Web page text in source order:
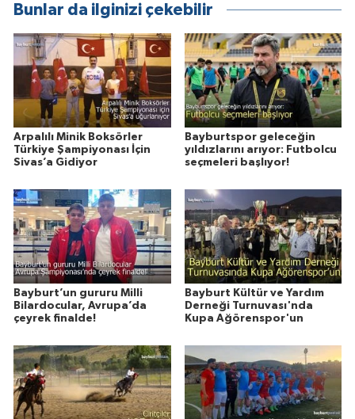
Bunlar da ilginizi çekebilir
Arpalılı Minik Boksörler
Türkiye Şampiyonası İçin
Sivas’a Gidiyor
Bayburtspor geleceğin
yıldızlarını arıyor: Futbolcu
seçmeleri başlıyor!
Bayburt’un gururu Milli
Bilardocular, Avrupa’da
çeyrek finalde!
Bayburt Kültür ve Yardım
Derneği Turnuvası'nda
Kupa Ağörenspor'un